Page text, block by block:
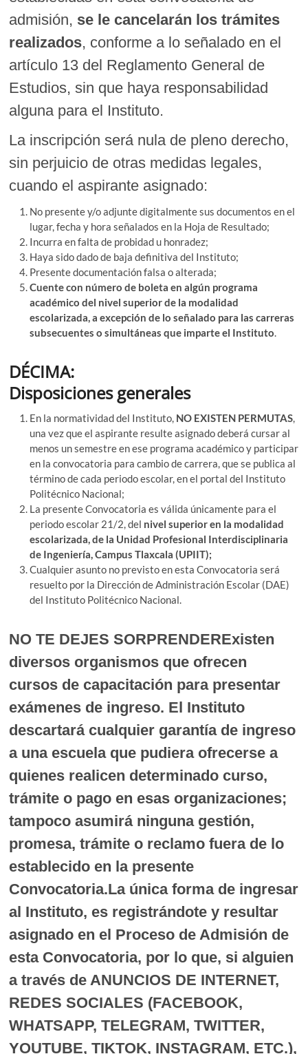
admisión, se le cancelarán los trámites
realizados, conforme a lo señalado en el
artículo 13 del Reglamento General de
Estudios, sin que haya responsabilidad
alguna para el Instituto.
La inscripción será nula de pleno derecho,
sin perjuicio de otras medidas legales,
cuando el aspirante asignado:
No presente y/o adjunte digitalmente sus documentos en el
lugar, fecha y hora señalados en la Hoja de Resultado;
Incurra en falta de probidad u honradez;
Haya sido dado de baja definitiva del Instituto;
Presente documentación falsa o alterada;
Cuente con número de boleta en algún programa
académico del nivel superior de la modalidad
escolarizada, a excepción de lo señalado para las carreras
subsecuentes o simultáneas que imparte el Instituto.
DÉCIMA:
Disposiciones generales
En la normatividad del Instituto, NO EXISTEN PERMUTAS,
una vez que el aspirante resulte asignado deberá cursar al
menos un semestre en ese programa académico y participar
en la convocatoria para cambio de carrera, que se publica al
término de cada periodo escolar, en el portal del Instituto
Politécnico Nacional;
La presente Convocatoria es válida únicamente para el
periodo escolar 21/2, del nivel superior en la modalidad
escolarizada, de la Unidad Profesional Interdisciplinaria
de Ingeniería, Campus Tlaxcala (UPIIT);
Cualquier asunto no previsto en esta Convocatoria será
resuelto por la Dirección de Administración Escolar (DAE)
del Instituto Politécnico Nacional.
NO TE DEJES SORPRENDERExisten
diversos organismos que ofrecen
cursos de capacitación para presentar
exámenes de ingreso. El Instituto
descartará cualquier garantía de ingreso
a una escuela que pudiera ofrecerse a
quienes realicen determinado curso,
trámite o pago en esas organizaciones;
tampoco asumirá ninguna gestión,
promesa, trámite o reclamo fuera de lo
establecido en la presente
Convocatoria.La única forma de ingresar
al Instituto, es registrándote y resultar
asignado en el Proceso de Admisión de
esta Convocatoria, por lo que, si alguien
a través de ANUNCIOS DE INTERNET,
REDES SOCIALES (FACEBOOK,
WHATSAPP, TELEGRAM, TWITTER,
YOUTUBE, TIKTOK, INSTAGRAM, ETC.),